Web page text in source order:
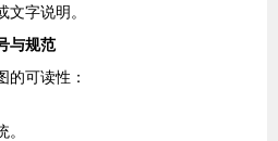
字说明。
与规范
的可读性：